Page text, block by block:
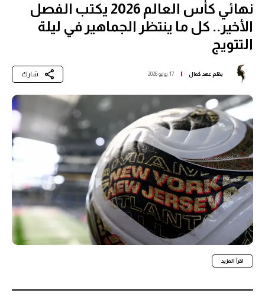
نهائي كأس العالم 2026 يكتب الفصل
الأخير.. كل ما ينتظر الجماهير في ليلة
التتويج
بقلم عهد كمال 17 يوليو 2026 شارك
اقرأ المزيد